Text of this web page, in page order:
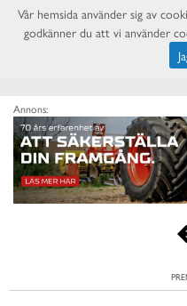
Annons:
Vår hemsida använder sig av
godkänner du att vi använder